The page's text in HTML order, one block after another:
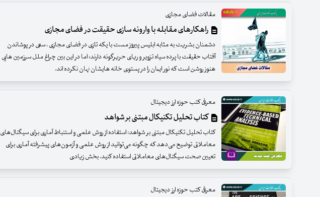
مقالات فضای مجازی
راهکارهای مقابله با وارونه سازی حقیقت در فضای مجازی
دشمنان بشریت به مثابه ابلیس پیروز مست با یکه تازی در فضای مجازی ، سعی در پوشاندن
آفتاب حقیقت با پرده سیاه تزویر و ریای حریرگونه دارند؛ اما در این بین چراغ ملل سرزمین هایی
هنوز روشن است که نور ایمان را در پستوی خانه هایشان نهان نکرده اند.
معرفی کتب حوزه ارز دیجیتال
کتاب تحلیل تکنیکال مبتنی بر شواهد
کتاب تحلیل تکنیکال مبتنی بر شواهد: استفاده از روش علمی و استنباط آماری برای سیگنال‌های
معاملاتی توضیح می‌دهد که چگونه می‌توانید از روش علمی و آزمون‌های پیشرفته آماری برای
تعیین صحت سیگنال‌های معاملاتی استفاده کنید. بخش زیادی
معرفی کتب حوزه ارز دیجیتال